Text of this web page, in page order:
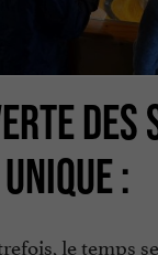
:
le temps